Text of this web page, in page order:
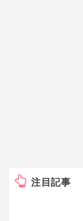
注目記事